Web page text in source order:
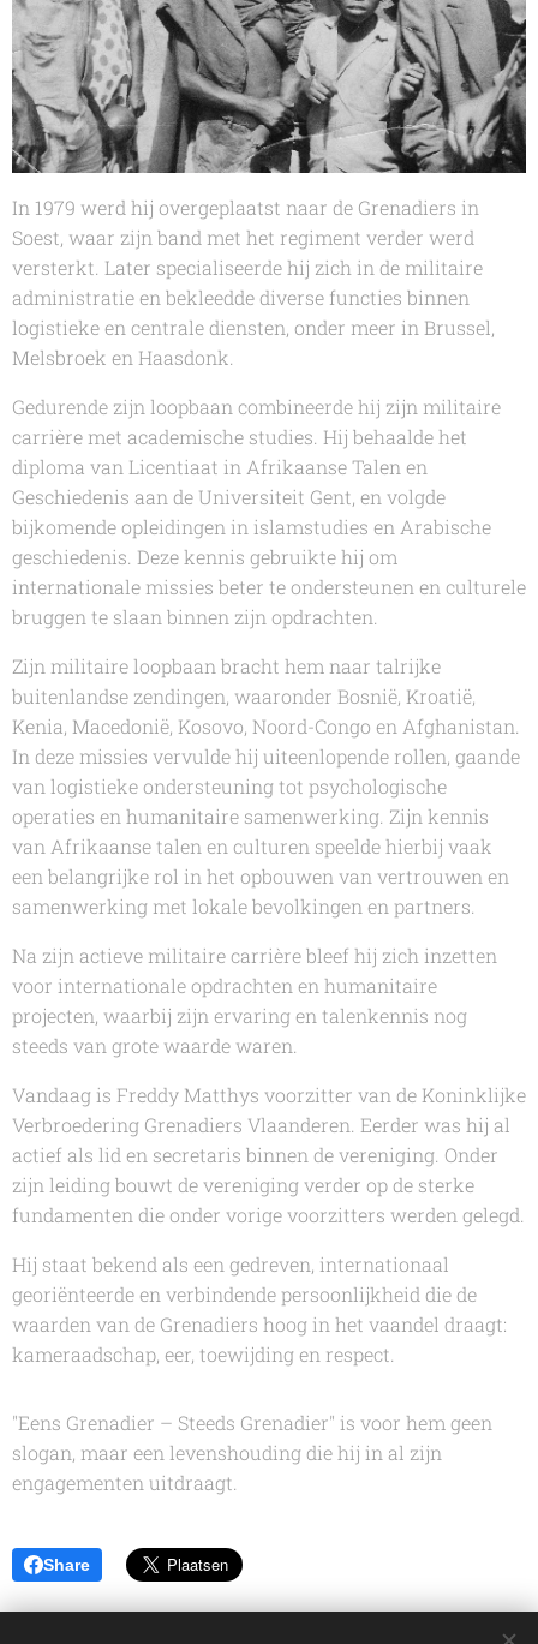
In 1979 werd hij overgeplaatst naar de Grenadiers in
Soest, waar zijn band met het regiment verder werd
versterkt. Later specialiseerde hij zich in de militaire
administratie en bekleedde diverse functies binnen
logistieke en centrale diensten, onder meer in Brussel,
Melsbroek en Haasdonk.
Gedurende zijn loopbaan combineerde hij zijn militaire
carrière met academische studies. Hij behaalde het
diploma van Licentiaat in Afrikaanse Talen en
Geschiedenis aan de Universiteit Gent, en volgde
bijkomende opleidingen in islamstudies en Arabische
geschiedenis. Deze kennis gebruikte hij om
internationale missies beter te ondersteunen en culturele
bruggen te slaan binnen zijn opdrachten.
Zijn militaire loopbaan bracht hem naar talrijke
buitenlandse zendingen, waaronder Bosnië, Kroatië,
Kenia, Macedonië, Kosovo, Noord-Congo en Afghanistan.
In deze missies vervulde hij uiteenlopende rollen, gaande
van logistieke ondersteuning tot psychologische
operaties en humanitaire samenwerking. Zijn kennis
van Afrikaanse talen en culturen speelde hierbij vaak
een belangrijke rol in het opbouwen van vertrouwen en
samenwerking met lokale bevolkingen en partners.
Na zijn actieve militaire carrière bleef hij zich inzetten
voor internationale opdrachten en humanitaire
projecten, waarbij zijn ervaring en talenkennis nog
steeds van grote waarde waren.
Vandaag is Freddy Matthys voorzitter van de Koninklijke
Verbroedering Grenadiers Vlaanderen. Eerder was hij al
actief als lid en secretaris binnen de vereniging. Onder
zijn leiding bouwt de vereniging verder op de sterke
fundamenten die onder vorige voorzitters werden gelegd.
Hij staat bekend als een gedreven, internationaal
georiënteerde en verbindende persoonlijkheid die de
waarden van de Grenadiers hoog in het vaandel draagt:
kameraadschap, eer, toewijding en respect.
"Eens Grenadier – Steeds Grenadier" is voor hem geen
slogan, maar een levenshouding die hij in al zijn
engagementen uitdraagt.
Share